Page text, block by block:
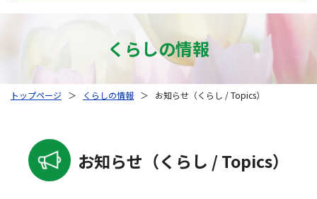
くらしの情報
トップページ ＞ くらしの情報 ＞ お知らせ（くらし / Topics）
お知らせ（くらし / Topics）